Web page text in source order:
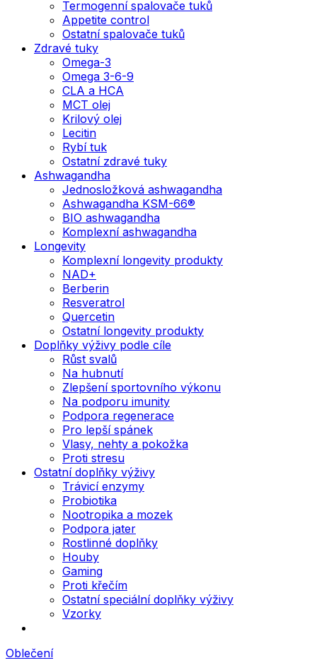
Termogenní spalovače tuků
Appetite control
Ostatní spalovače tuků
Zdravé tuky
Omega-3
Omega 3-6-9
CLA a HCA
MCT olej
Krilový olej
Lecitin
Rybí tuk
Ostatní zdravé tuky
Ashwagandha
Jednosložková ashwagandha
Ashwagandha KSM-66®
BIO ashwagandha
Komplexní ashwagandha
Longevity
Komplexní longevity produkty
NAD+
Berberin
Resveratrol
Quercetin
Ostatní longevity produkty
Doplňky výživy podle cíle
Růst svalů
Na hubnutí
Zlepšení sportovního výkonu
Na podporu imunity
Podpora regenerace
Pro lepší spánek
Vlasy, nehty a pokožka
Proti stresu
Ostatní doplňky výživy
Trávicí enzymy
Probiotika
Nootropika a mozek
Podpora jater
Rostlinné doplňky
Houby
Gaming
Proti křečím
Ostatní speciální doplňky výživy
Vzorky
Oblečení